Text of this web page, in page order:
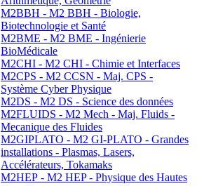
M2BBH - M2 BBH - Biologie,
Biotechnologie et Santé
M2BME - M2 BME - Ingénierie
BioMédicale
M2CHI - M2 CHI - Chimie et Interfaces
M2CPS - M2 CCSN - Maj. CPS -
Système Cyber Physique
M2DS - M2 DS - Science des données
M2FLUIDS - M2 Mech - Maj. Fluids -
Mecanique des Fluides
M2GIPLATO - M2 GI-PLATO - Grandes
installations - Plasmas, Lasers,
Accélérateurs, Tokamaks
M2HEP - M2 HEP - Physique des Hautes